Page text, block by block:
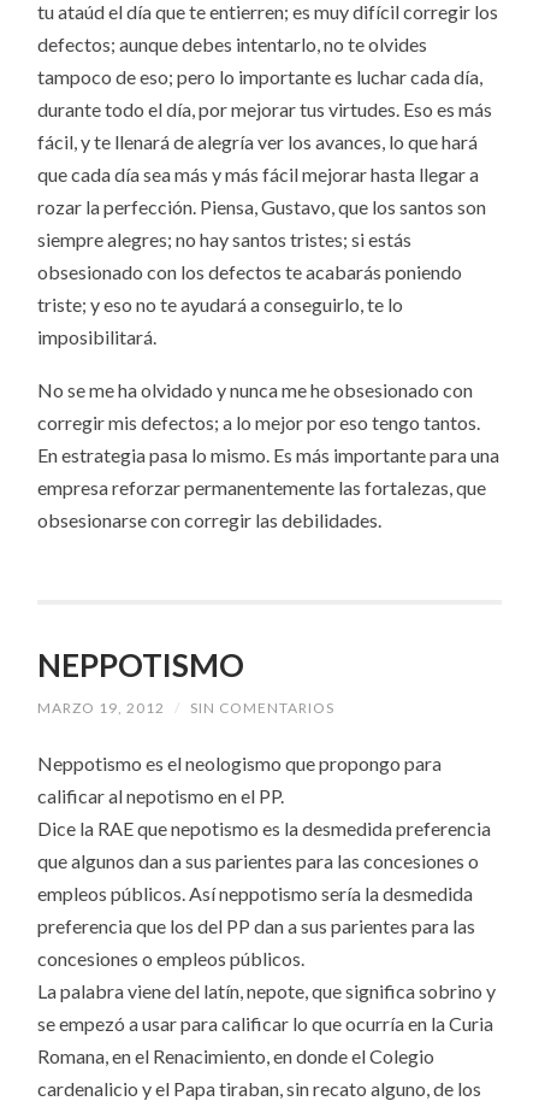
tu ataúd el día que te entierren; es muy difícil corregir los
defectos; aunque debes intentarlo, no te olvides
tampoco de eso; pero lo importante es luchar cada día,
durante todo el día, por mejorar tus virtudes. Eso es más
fácil, y te llenará de alegría ver los avances, lo que hará
que cada día sea más y más fácil mejorar hasta llegar a
rozar la perfección. Piensa, Gustavo, que los santos son
siempre alegres; no hay santos tristes; si estás
obsesionado con los defectos te acabarás poniendo
triste; y eso no te ayudará a conseguirlo, te lo
imposibilitará.
No se me ha olvidado y nunca me he obsesionado con
corregir mis defectos; a lo mejor por eso tengo tantos.
En estrategia pasa lo mismo. Es más importante para una
empresa reforzar permanentemente las fortalezas, que
obsesionarse con corregir las debilidades.
NEPPOTISMO
MARZO 19, 2012 / SIN COMENTARIOS
Neppotismo es el neologismo que propongo para
calificar al nepotismo en el PP.
Dice la RAE que nepotismo es la desmedida preferencia
que algunos dan a sus parientes para las concesiones o
empleos públicos. Así neppotismo sería la desmedida
preferencia que los del PP dan a sus parientes para las
concesiones o empleos públicos.
La palabra viene del latín, nepote, que significa sobrino y
se empezó a usar para calificar lo que ocurría en la Curia
Romana, en el Renacimiento, en donde el Colegio
cardenalicio y el Papa tiraban, sin recato alguno, de los